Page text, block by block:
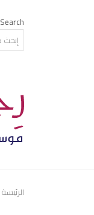
Search
الرئيسة